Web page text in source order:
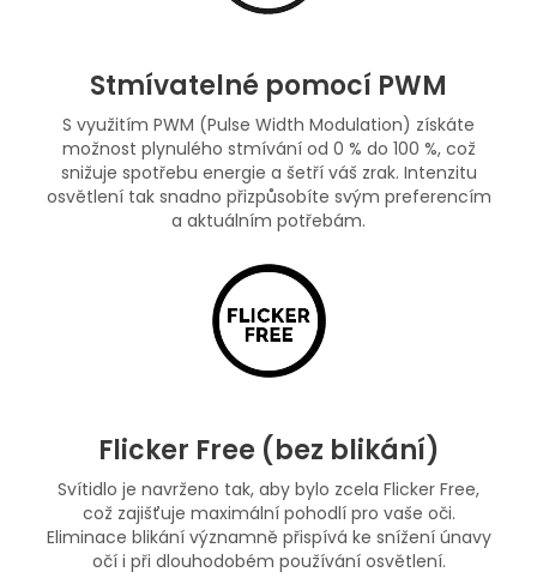
Stmívatelné pomocí PWM
S využitím PWM (Pulse Width Modulation) získáte
možnost plynulého stmívání od 0 % do 100 %, což
snižuje spotřebu energie a šetří váš zrak. Intenzitu
osvětlení tak snadno přizpůsobíte svým preferencím
a aktuálním potřebám.
Flicker Free (bez blikání)
Svítidlo je navrženo tak, aby bylo zcela Flicker Free,
což zajišťuje maximální pohodlí pro vaše oči.
Eliminace blikání významně přispívá ke snížení únavy
očí i při dlouhodobém používání osvětlení.